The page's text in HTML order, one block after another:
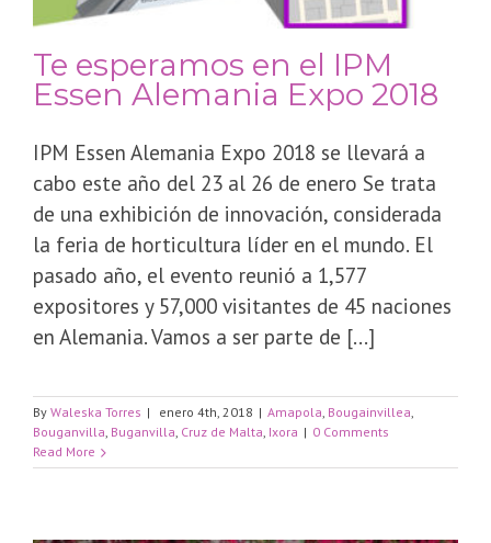
Te esperamos en el IPM
Essen Alemania Expo 2018
IPM Essen Alemania Expo 2018 se llevará a
cabo este año del 23 al 26 de enero Se trata
de una exhibición de innovación, considerada
la feria de horticultura líder en el mundo. El
pasado año, el evento reunió a 1,577
expositores y 57,000 visitantes de 45 naciones
en Alemania. Vamos a ser parte de [...]
By Waleska Torres | enero 4th, 2018 | Amapola Bougainvillea
Bouganvilla Buganvilla Cruz de Malta Ixora | 0 Comments
Read More